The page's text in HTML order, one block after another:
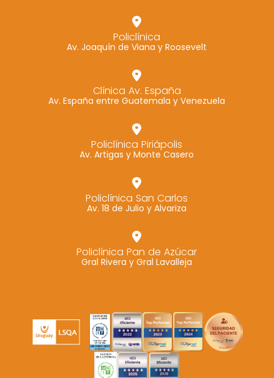
Policlínica
Av. Joaquín de Viana y Roosevelt
Clínica Av. España
Av. España entre Guatemala y Venezuela
Policlínica Piriápolis
Av. Artigas y Monte Casero
Policlínica San Carlos
Av. 18 de Julio y Alvariza
Policlínica Pan de Azúcar
Gral Rivera y Gral Lavalleja